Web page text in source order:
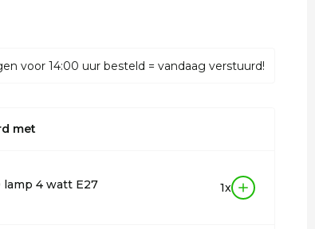
voor 14:00 uur besteld = vandaag verstuurd!
met
lamp 4 watt E27 1x